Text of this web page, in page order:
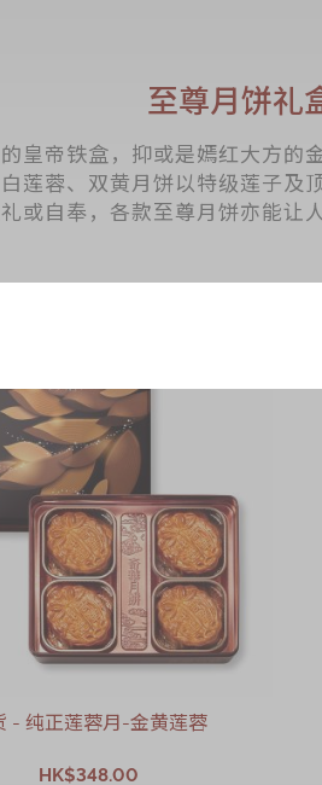
至尊月饼礼
皇帝铁盒，抑或是嫣红大方的
莲蓉、双黄月饼以特级莲子及
或自奉，各款至尊月饼亦能让
- 纯正莲蓉月-金黄莲蓉
HK$348.00